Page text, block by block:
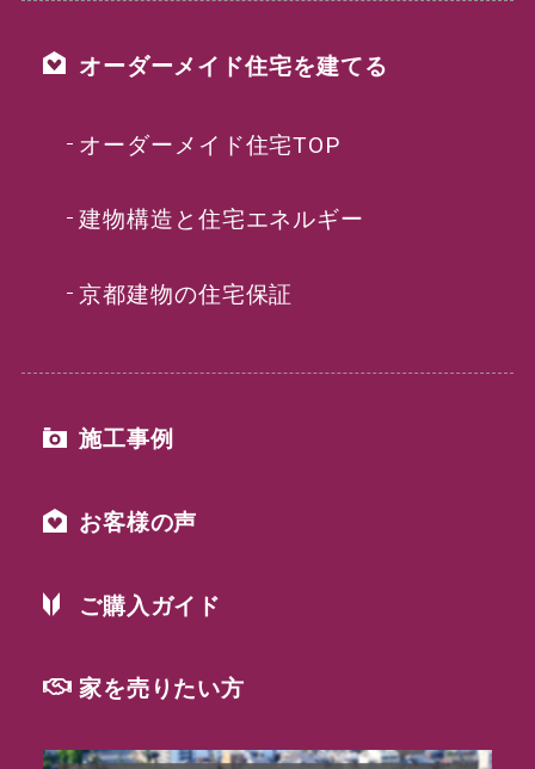
オーダーメイド住宅を建てる
オーダーメイド住宅TOP
建物構造と住宅エネルギー
京都建物の住宅保証
施工事例
お客様の声
ご購入ガイド
家を売りたい方